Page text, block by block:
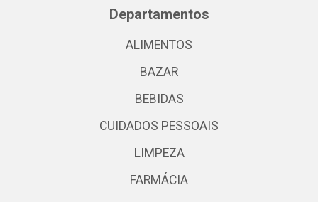
Departamentos
ALIMENTOS
BAZAR
BEBIDAS
CUIDADOS PESSOAIS
LIMPEZA
FARMÁCIA